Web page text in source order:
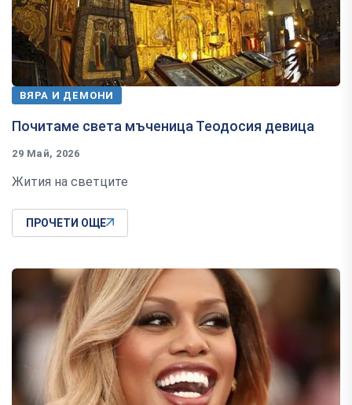
ВЯРА И ДЕМОНИ
Почитаме света мъченица Теодосия девица
29 Май, 2026
Жития на светците
ПРОЧЕТИ ОЩЕ